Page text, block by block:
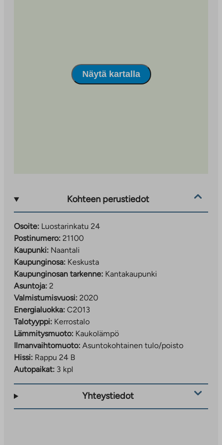
Näytä kartalla
Kohteen perustiedot
Osoite: Luostarinkatu 24
Postinumero: 21100
Kaupunki: Naantali
Kaupunginosa: Keskusta
Kaupunginosan tarkenne: Kantakaupunki
Asuntoja: 2
Valmistumisvuosi: 2020
Energialuokka: C2013
Talotyyppi: Kerrostalo
Lämmitysmuoto: Kaukolämpö
Ilmanvaihtomuoto: Asuntokohtainen tulo/poisto
Hissi: Rappu 24 B
Autopaikat: 3 kpl
Yhteystiedot